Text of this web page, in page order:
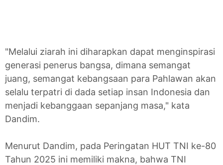
"Melalui ziarah ini diharapkan dapat menginspirasi
generasi penerus bangsa, dimana semangat
juang, semangat kebangsaan para Pahlawan akan
selalu terpatri di dada setiap insan Indonesia dan
menjadi kebanggaan sepanjang masa," kata
Dandim.
Menurut Dandim, pada Peringatan HUT TNI ke-80
Tahun 2025 ini memiliki makna, bahwa TNI